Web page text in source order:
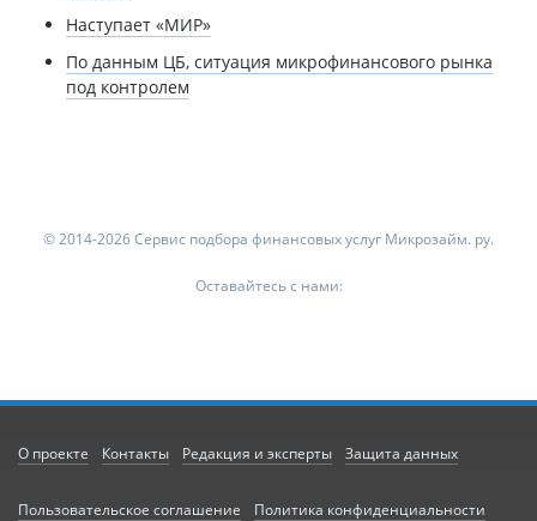
Наступает «МИР»
По данным ЦБ, ситуация микрофинансового рынка
под контролем
© 2014-2026 Сервис подбора финансовых услуг Микрозайм. ру.
Оставайтесь с нами:
О проекте Контакты Редакция и эксперты Защита данных
Пользовательское соглашение Политика конфиденциальности